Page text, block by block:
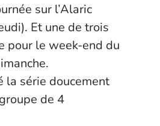
sur l’Alaric
Et une de trois
pour le week-end du
la série doucement
de 4